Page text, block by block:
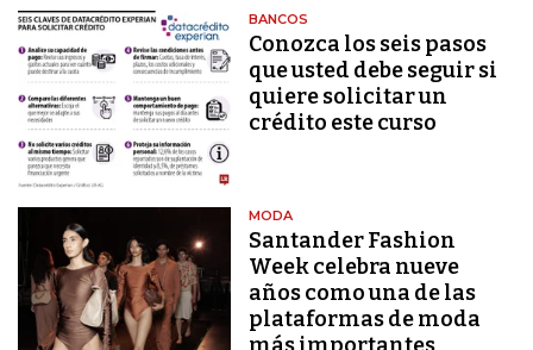
BANCOS
Conozca los seis pasos
que usted debe seguir si
quiere solicitar un
crédito este curso
MODA
Santander Fashion
Week celebra nueve
años como una de las
plataformas de moda